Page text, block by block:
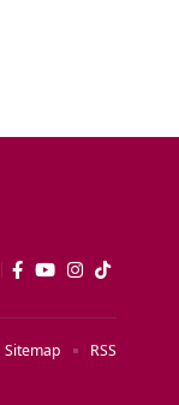
Sitemap RSS